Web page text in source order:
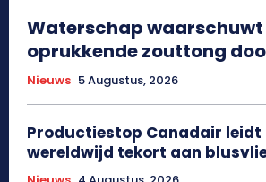
Waterschap
oprukkende zouttong
Nieuws 5 Augustus, 2026
Productiestop Canadair
wereldwijd tekort aan